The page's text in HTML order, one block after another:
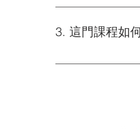
不需要。STEM運
3. 這門課程如
STEM運動科學課